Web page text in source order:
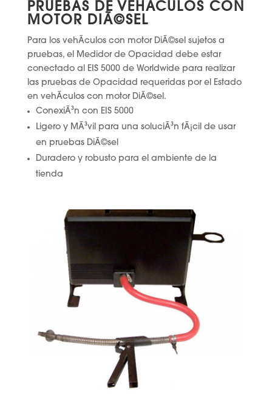
PRUEBAS DE VEHÃ­CULOS CON
MOTOR DIÃ©SEL
Para los vehÃ­culos con motor DiÃ©sel sujetos a
pruebas, el Medidor de Opacidad debe estar
conectado al EIS 5000 de Worldwide para realizar
las pruebas de Opacidad requeridas por el Estado
en vehÃ­culos con motor DiÃ©sel.
ConexiÃ³n con EIS 5000
Ligero y MÃ³vil para una soluciÃ³n fÃ¡cil de usar
en pruebas DiÃ©sel
Duradero y robusto para el ambiente de la
tienda